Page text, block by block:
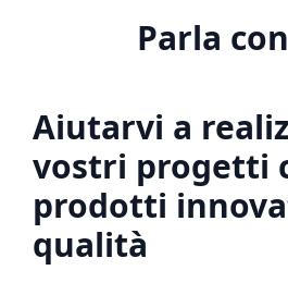
Parla
Aiutarvi a
vostri progetti
prodotti
qualità